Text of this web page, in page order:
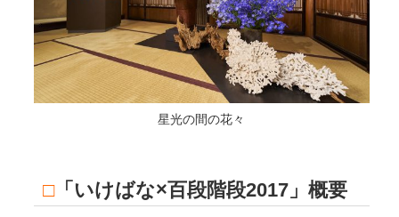
星光の間の花々
□「いけばな×百段階段2017」概要